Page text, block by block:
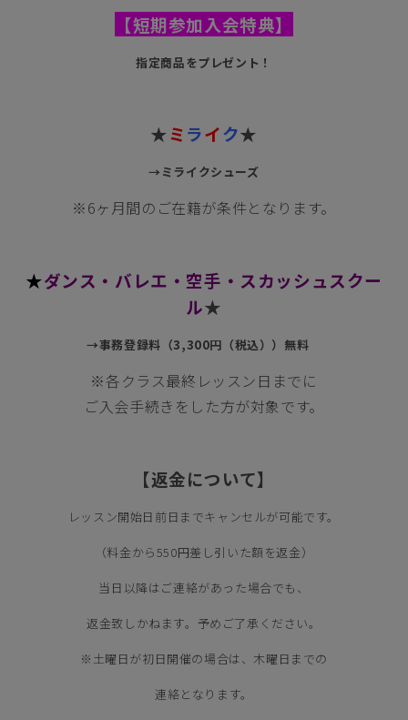
【短期参加入会特典】
指定商品をプレゼント！
★ミライク★
→ ミライクシューズ
※6ヶ月間のご在籍が条件となります。
★ダンス・バレエ・空手・スカッシュスクー
ル★
→事務登録料（3,300円（税込））無料
※各クラス最終レッスン日までに
ご入会手続きをした方が対象です。
【返金について】
レッスン開始日前日までキャンセルが可能です。
（料金から550円差し引いた額を返金）
当日以降はご連絡があった場合でも、
返金致しかねます。予めご了承ください。
※土曜日が初日開催の場合は、木曜日までの
連絡となります。